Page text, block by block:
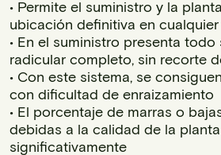
• Permite el suministro y la
ubicación definitiva en
• En el suministro presenta todo
radicular completo, sin recorte
• Con este sistema, se
con dificultad de enraizamiento
• El porcentaje de marras o
debidas a la calidad de la
significativamente